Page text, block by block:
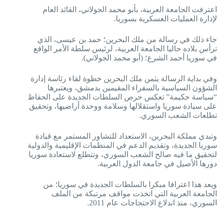
اعترفت الجامعة العربية، بأبو محمد الجولاني، القائد العام
لإدارة العمليات العسكرية بسوريا.
جاء ذلك في رسالة من ملك البحرين؛ حمد بن عيسى، الذي
ترأس بلاده حاليا الجامعة العربية، لرئيس سلطة الأمر الواقع
في سوريا أحمد الشرع؛ (أبو محمد الجولاني).
وفي بداية الرسالة يثمن ملك البحرين خطوة لقاء رئاسة إدارة
الشؤون السياسية بالسفراء المقيمين بدمشق، ويعتبرها
“سياسة حكيمة” تعكس حرص السلطات الجديدة على الحفاظ
على سيادة سوريا واستقلالها وسلامة ووحدة أراضيها، وتحقيق
تطلعات الشعب السوري.
وتبدي مملكة البحرين، الاستعداد للتشاور المستمر مع قيادة
سوريا الجديدة، وتقديم الدعم في المنظمات الإقليمية والدولية
لتحقيق ما فيه صالح الشعب السوري، وتتطلع لاستعادة سوريا
دورها الأصيل في جامعة الدول العربية.
ويعد هذا اعترافا مبكرا بالسلطات الجديدة في سوريا؛ من
الجامعة العربية التي اتخذت مواقف مرتبكة من الملف
السوري، منذ اندلاع الاحتجاجات عام 2011.